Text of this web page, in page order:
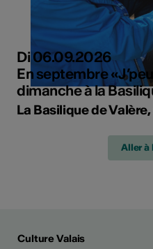
Di 06.09.2026
En septembre
dimanche à la
La Basilique de
Aller à
Culture Valais